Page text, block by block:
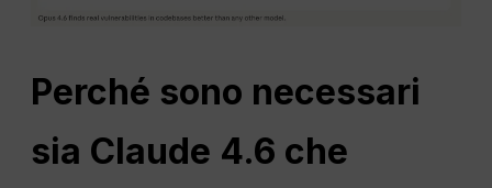
Perché sono necessari
sia Claude 4.6 che